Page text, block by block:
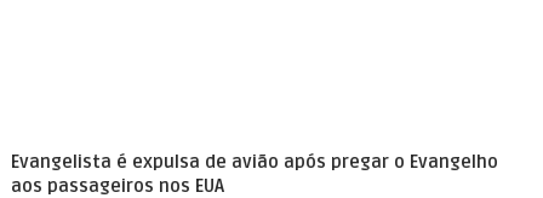
Evangelista é expulsa de avião após pregar o Evangelho
aos passageiros nos EUA